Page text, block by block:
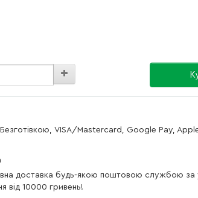
Безготівкою, VISA/Mastercard, Google Pay,
доставка будь-якою поштовою службою за
від 10000 гривень!